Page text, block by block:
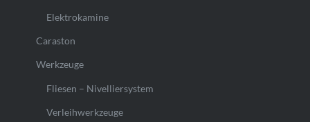
Elektrokamine
Caraston
Werkzeuge
Fliesen – Nivelliersystem
Verleihwerkzeuge